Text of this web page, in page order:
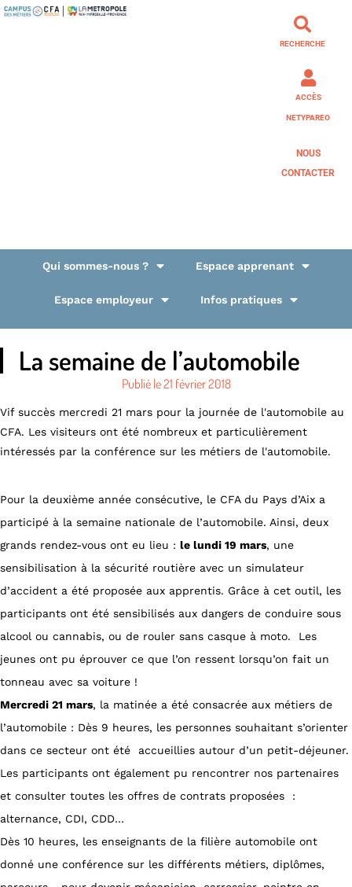
RECHERCHE
ACCÈS
NETYPAREO
NOUS
CONTACTER
Qui sommes-nous ? Espace apprenant
Espace employeur Infos pratiques
La semaine de l’automobile
Publié le21 février 2018
Vif succès mercredi 21 mars pour la journée de l'automobile au
CFA. Les visiteurs ont été nombreux et particulièrement
intéressés par la conférence sur les métiers de l'automobile.
Pour la deuxième année consécutive, le CFA du Pays d’Aix a
participé à la semaine nationale de l’automobile. Ainsi, deux
grands rendez-vous ont eu lieu : le lundi 19 mars, une
sensibilisation à la sécurité routière avec un simulateur
d’accident a été proposée aux apprentis. Grâce à cet outil, les
participants ont été sensibilisés aux dangers de conduire sous
alcool ou cannabis, ou de rouler sans casque à moto. Les
jeunes ont pu éprouver ce que l’on ressent lorsqu’on fait un
tonneau avec sa voiture !
Mercredi 21 mars, la matinée a été consacrée aux métiers de
l’automobile : Dès 9 heures, les personnes souhaitant s’orienter
dans ce secteur ont été accueillies autour d’un petit-déjeuner.
Les participants ont également pu rencontrer nos partenaires
et consulter toutes les offres de contrats proposées :
alternance, CDI, CDD…
Dès 10 heures, les enseignants de la filière automobile ont
donné une conférence sur les différents métiers, diplômes,